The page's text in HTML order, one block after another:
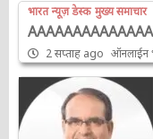
भारत न्यूज़ डेस्क मुख्य समाचार
2 सप्ताह ago ऑनलाईन